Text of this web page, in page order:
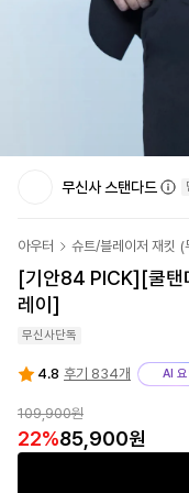
무신사 스탠다드
아우터 슈트/블레이저 재킷 (
[기안84 PICK][쿨탠
레이]
무신사단독
4.8 후기 834개 AI 요
109,900원
22%85,900원